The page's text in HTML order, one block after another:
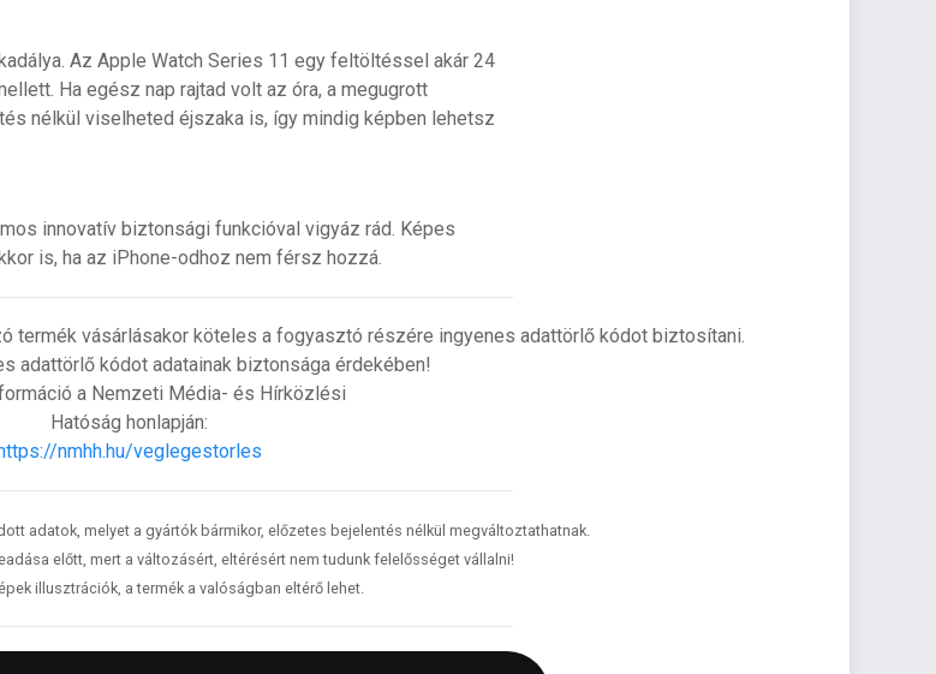
Az Apple Watch Series 11 egy feltöltéssel akár 24
Ha egész nap rajtad volt az óra, a megugrott
nélkül viselheted éjszaka is, így mindig képben lehetsz
innovatív biztonsági funkcióval vigyáz rád. Képes
is, ha az iPhone-odhoz nem férsz hozzá.
termék vásárlásakor köteles a fogyasztó részére ingyenes adattörlő kódot biztosítani.
adattörlő kódot adatainak biztonsága érdekében!
a Nemzeti Média- és Hírközlési
Hatóság honlapján:
nmhh.hu/veglegestorles
adatok, melyet a gyártók bármikor, előzetes bejelentés nélkül megváltoztathatnak.
előtt, mert a változásért, eltérésért nem tudunk felelősséget vállalni!
illusztrációk, a termék a valóságban eltérő lehet.